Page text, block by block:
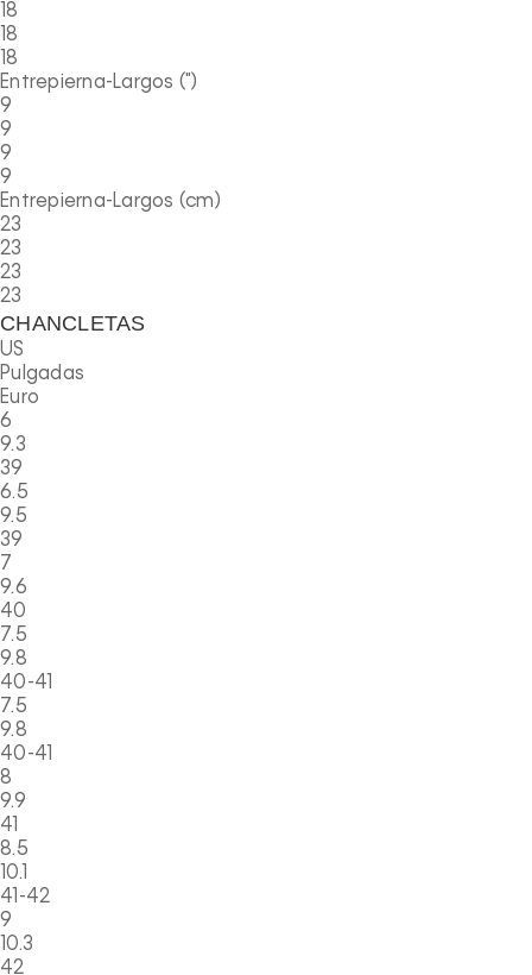
18
18
18
Entrepierna-Largos (")
9
9
9
9
Entrepierna-Largos (cm)
23
23
23
23
CHANCLETAS
US
Pulgadas
Euro
6
9.3
39
6.5
9.5
39
7
9.6
40
7.5
9.8
40-41
7.5
9.8
40-41
8
9.9
41
8.5
10.1
41-42
9
10.3
42